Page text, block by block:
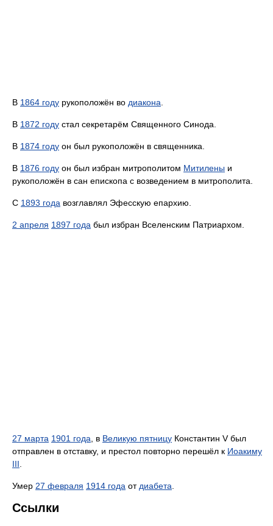
В 1864 году рукоположён во диакона
В 1872 году стал секретарём Священного Синода.
В 1874 году он был рукоположён в священника.
В 1876 году он был избран митрополитом Митилены и
рукоположён в сан епископа с возведением в митрополита.
С 1893 года возглавлял Эфесскую епархию.
2 апреля 1897 года был избран Вселенским Патриархом.
27 марта 1901 года , в Великую пятницу Константин V был
отправлен в отставку, и престол повторно перешёл к Иоакиму
III
Умер 27 февраля 1914 года от диабета
Ссылки